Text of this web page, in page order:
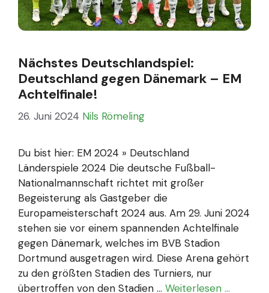
Nächstes Deutschlandspiel:
Deutschland gegen Dänemark – EM
Achtelfinale!
26. Juni 2024 Nils Römeling
Du bist hier: EM 2024 » Deutschland
Länderspiele 2024 Die deutsche Fußball-
Nationalmannschaft richtet mit großer
Begeisterung als Gastgeber die
Europameisterschaft 2024 aus. Am 29. Juni 2024
stehen sie vor einem spannenden Achtelfinale
gegen Dänemark, welches im BVB Stadion
Dortmund ausgetragen wird. Diese Arena gehört
zu den größten Stadien des Turniers, nur
übertroffen von den Stadien … Weiterlesen …